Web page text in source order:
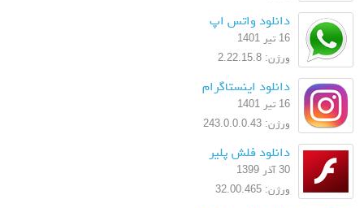
دانلود واتس اپ
16 تیر 1401
ورژن: 2.22.15.8
دانلود اینستاگرام
16 تیر 1401
ورژن: 243.0.0.0.43
دانلود فلش پلیر
30 آذر 1399
ورژن: 32.00.465